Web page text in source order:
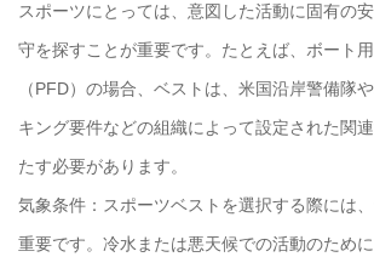
スポーツにとっては、意図した活動に固有の
守を探すことが重要です。たとえば、ボート
（PFD）の場合、ベストは、米国沿岸警備隊
キング要件などの組織によって設定された関
たす必要があります。
気象条件：スポーツベストを選択する際には
重要です。冷水または悪天候での活動のため